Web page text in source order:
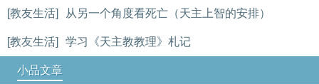
[教友生活] 从另一个角度看死亡（天主上智的安排）
[教友生活] 学习《天主教教理》札记
小品文章